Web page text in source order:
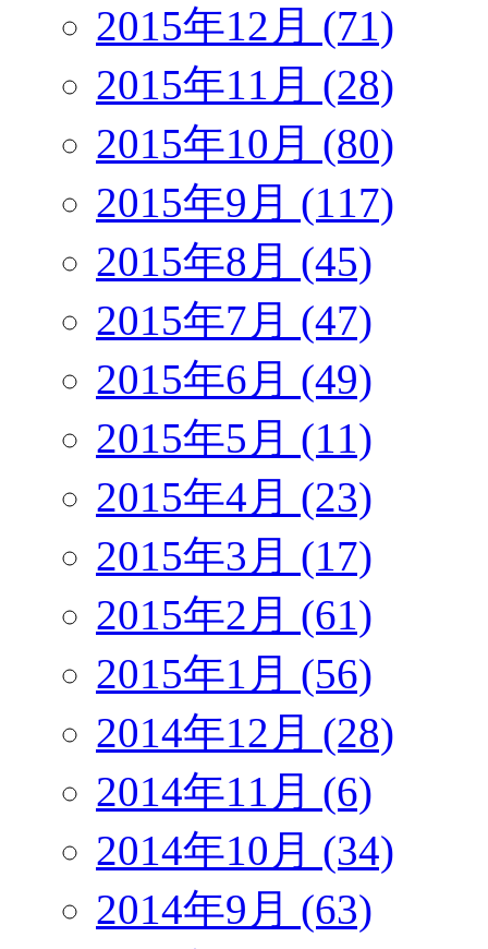
2015年12月 (71)
2015年11月 (28)
2015年10月 (80)
2015年9月 (117)
2015年8月 (45)
2015年7月 (47)
2015年6月 (49)
2015年5月 (11)
2015年4月 (23)
2015年3月 (17)
2015年2月 (61)
2015年1月 (56)
2014年12月 (28)
2014年11月 (6)
2014年10月 (34)
2014年9月 (63)